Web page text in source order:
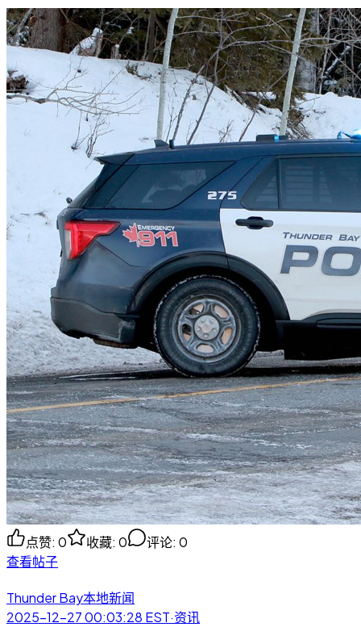
点赞: 0 收藏: 0 评论: 0
查看帖子
Thunder Bay本地新闻
2025-12-27 00:03:28 EST·资讯